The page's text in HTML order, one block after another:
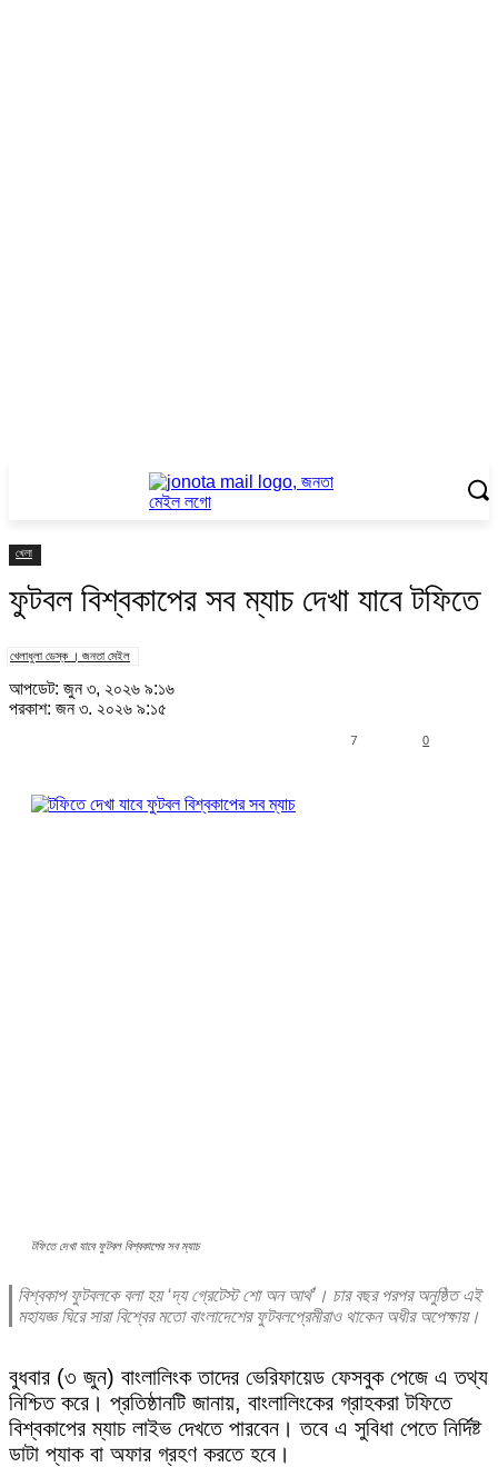
খেলা
ফুটবল বিশ্বকাপের সব ম্যাচ দেখা যাবে টফিতে
খেলাধুলা ডেস্ক । জনতা মেইল
আপডেট: জুন ৩, ২০২৬ ৯:১৬
প্রকাশ: জুন ৩, ২০২৬ ৯:১৫
0
7
টফিতে দেখা যাবে ফুটবল বিশ্বকাপের সব ম্যাচ
বিশ্বকাপ ফুটবলকে বলা হয় ‘দ্য গ্রেটেস্ট শো অন আর্থ’। চার বছর পরপর অনুষ্ঠিত এই
মহাযজ্ঞ ঘিরে সারা বিশ্বের মতো বাংলাদেশের ফুটবলপ্রেমীরাও থাকেন অধীর অপেক্ষায়।
বুধবার (৩ জুন) বাংলালিংক তাদের ভেরিফায়েড ফেসবুক পেজে এ তথ্য
নিশ্চিত করে। প্রতিষ্ঠানটি জানায়, বাংলালিংকের গ্রাহকরা টফিতে
বিশ্বকাপের ম্যাচ লাইভ দেখতে পারবেন। তবে এ সুবিধা পেতে নির্দিষ্ট
ডাটা প্যাক বা অফার গ্রহণ করতে হবে।